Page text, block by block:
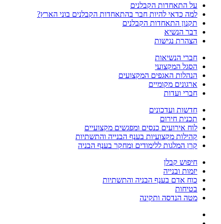
על התאחדות הקבלנים
למה כדאי להיות חבר בהתאחדות הקבלנים בוני הארץ?
תקנון התאחדות הקבלנים
דבר הנשיא
הצהרת נגישות
חברי הנשיאות
הסגל המקצועי
הנהלות האגפים המקצועים
ארגונים מקומיים
חברי ועדות
חדשות ועדכונים
תכנית חירום
לוח אירועים כנסים ומפגשים מקצועיים
קהילות מקצועיות בענף הבנייה והתשתיות
קרן המלגות ללימודים ומחקר בענף הבניה
חיפוש קבלן
יזמות ובנייה
כוח אדם בענף הבניה והתשתיות
בטיחות
מטה הנדסה ותקינה